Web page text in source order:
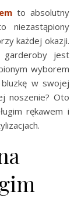
to absolutny
niezastąpiony
każdej okazji.
garderoby jest
wyborem
w swojej
noszenie? Oto
rękawem i